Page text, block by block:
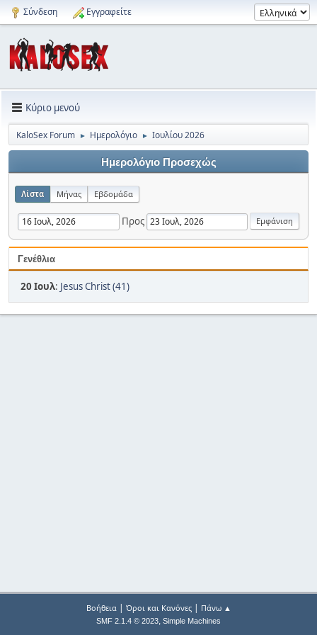
Σύνδεση Εγγραφείτε
Κύριο μενού
KaloSex Forum ► Ημερολόγιο ► Ιουλίου 2026
Ημερολόγιο Προσεχώς
Λίστα Μήνας Εβδομάδα
Προς
Γενέθλια
20 Ιουλ: Jesus Christ (41)
Βοήθεια| Όροι και Κανόνες| Πάνω ▲
SMF 2.1.4 © 2023, Simple Machines